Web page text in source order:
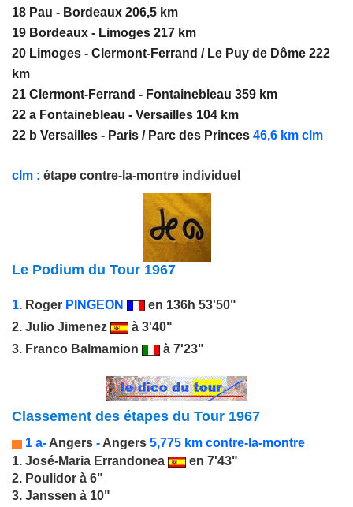
18 Pau - Bordeaux 206,5 km
19 Bordeaux - Limoges 217 km
20 Limoges - Clermont-Ferrand / Le Puy de Dôme 222
km
21 Clermont-Ferrand - Fontainebleau 359 km
22 a Fontainebleau - Versailles 104 km
22 b Versailles - Paris / Parc des Princes 46,6 km clm
clm : étape contre-la-montre individuel
Le Podium du Tour 1967
1. Roger PINGEON
en 136h 53'50"
2. Julio Jimenez
à 3'40"
3. Franco Balmamion à 7'23"
Classement des étapes du Tour 1967
1 a- Angers - Angers 5,775 km contre-la-montre
1. José-Maria Errandonea
en 7'43"
2. Poulidor à 6"
3. Janssen à 10"